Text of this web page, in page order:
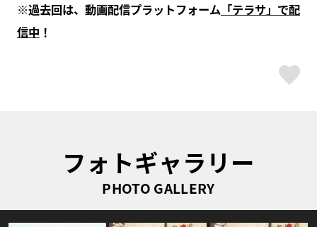
※過去回は、動画配信プラットフォーム「テラサ」で配
信中 ！
フォトギャラリー
PHOTO GALLERY